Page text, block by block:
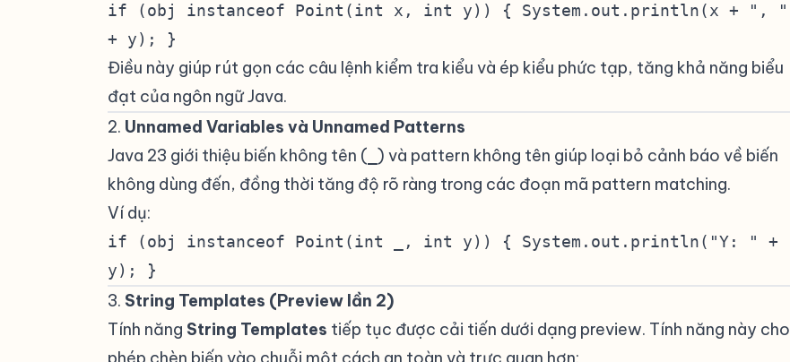
if (obj instanceof Point(int x, int y)) { System.out.println(x + ", "
+ y); }
Điều này giúp rút gọn các câu lệnh kiểm tra kiểu và ép kiểu phức tạp, tăng khả năng biểu
đạt của ngôn ngữ Java.
2. Unnamed Variables và Unnamed Patterns
Java 23 giới thiệu biến không tên ( ) và pattern không tên giúp loại bỏ cảnh báo về biến
không dùng đến, đồng thời tăng độ rõ ràng trong các đoạn mã pattern matching.
Ví dụ:
if (obj instanceof Point(int _, int y)) { System.out.println("Y: " +
y); }
3. String Templates (Preview lần 2)
Tính năng String Templates tiếp tục được cải tiến dưới dạng preview. Tính năng này cho